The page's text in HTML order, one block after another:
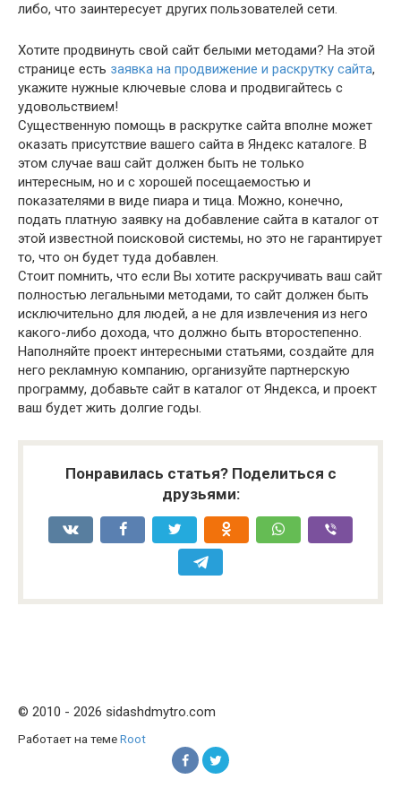
либо, что заинтересует других пользователей сети.
Хотите продвинуть свой сайт белыми методами? На этой
странице есть заявка на продвижение и раскрутку сайта,
укажите нужные ключевые слова и продвигайтесь с
удовольствием!
Существенную помощь в раскрутке сайта вполне может
оказать присутствие вашего сайта в Яндекс каталоге. В
этом случае ваш сайт должен быть не только
интересным, но и с хорошей посещаемостью и
показателями в виде пиара и тица. Можно, конечно,
подать платную заявку на добавление сайта в каталог от
этой известной поисковой системы, но это не гарантирует
то, что он будет туда добавлен.
Стоит помнить, что если Вы хотите раскручивать ваш сайт
полностью легальными методами, то сайт должен быть
исключительно для людей, а не для извлечения из него
какого-либо дохода, что должно быть второстепенно.
Наполняйте проект интересными статьями, создайте для
него рекламную компанию, организуйте партнерскую
программу, добавьте сайт в каталог от Яндекса, и проект
ваш будет жить долгие годы.
Понравилась статья? Поделиться с
друзьями:
© 2010 - 2026 sidashdmytro.com
Работает на темеRoot